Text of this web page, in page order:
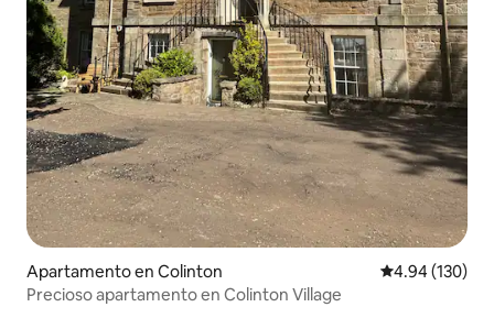
Apartamento en Colinton Calificación
4.94 (130)
Precioso apartamento en Colinton Village